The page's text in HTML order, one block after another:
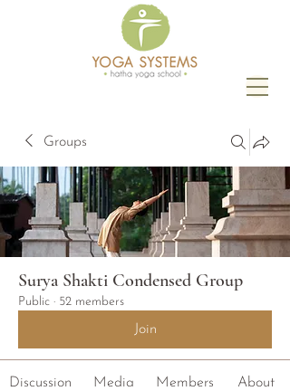
Groups
Surya Shakti Condensed Group
Public · 52 members
Join
Discussion Media Members About